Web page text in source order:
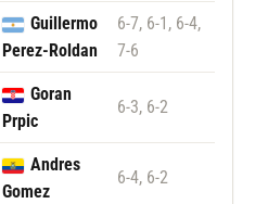
Guillermo
Perez-Roldan
6-7, 6-1, 6-4,
7-6
Goran
Prpic
6-3, 6-2
Andres
Gomez
6-4, 6-2